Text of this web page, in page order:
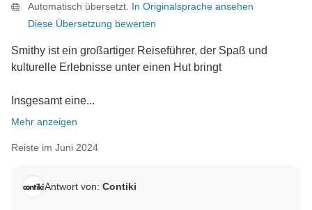
Automatisch übersetzt. In Originalsprache ansehen
Diese Übersetzung bewerten
Smithy ist ein großartiger Reiseführer, der Spaß und
kulturelle Erlebnisse unter einen Hut bringt
Insgesamt eine...
Mehr anzeigen
Reiste im Juni 2024
Antwort von: Contiki